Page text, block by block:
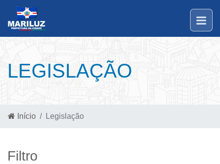
LEGISLAÇÃO
Início Legislação
Filtro